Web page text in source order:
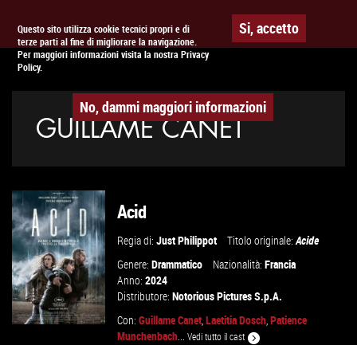
Questo sito utilizza cookie tecnici propri e di
terze parti al fine di migliorare la navigazione.
Per maggiori informazioni visita la nostra Privacy
Policy.
Si, accetto
No, dammi maggiori informazioni
APPUNTAMENTO AL CINEMA
GUILLAME CANET
Acid
Regia di:Just Philippot Titolo originale:Acide
Genere:Drammatico Nazionalità:Francia
Anno:2024
Distributore:Notorious Pictures S.p.A.
Con:Guillame Canet,Laetitia Dosch,Patience
Munchenbach...Vedi tutto il cast